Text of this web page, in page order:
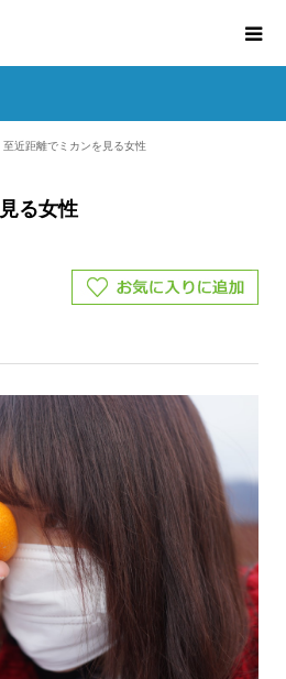
至近距離でミカンを見る女性
る女性